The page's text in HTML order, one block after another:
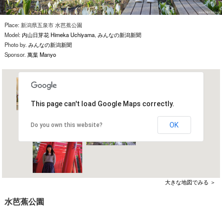
Place: 新潟県五泉市 水芭蕉公園
Model: 内山日芽花 Himeka Uchiyama, みんなの新潟新聞
Photo by. みんなの新潟新聞
Sponsor. 萬葉 Manyo
This page can't load Google Maps correctly.
Do you own this website? OK
大きな地図でみる ＞
水芭蕉公園